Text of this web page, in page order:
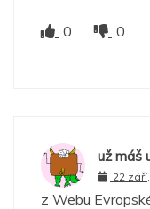
0 0
už máš
22
z Webu